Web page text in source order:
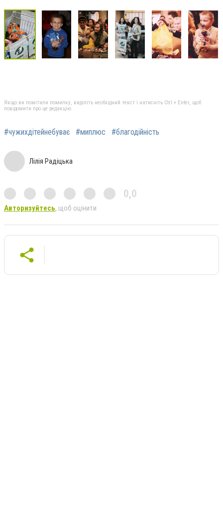
Якщо ви помітили помилку, виділіть необхідний текст і натисніть Ctrl + Enter, щоб
повідомити про це редакцію
#чужихдітейнебуває #миплюс #благодійність
Лілія Радіцька
0,0
Авторизуйтесь, щоб оцінити